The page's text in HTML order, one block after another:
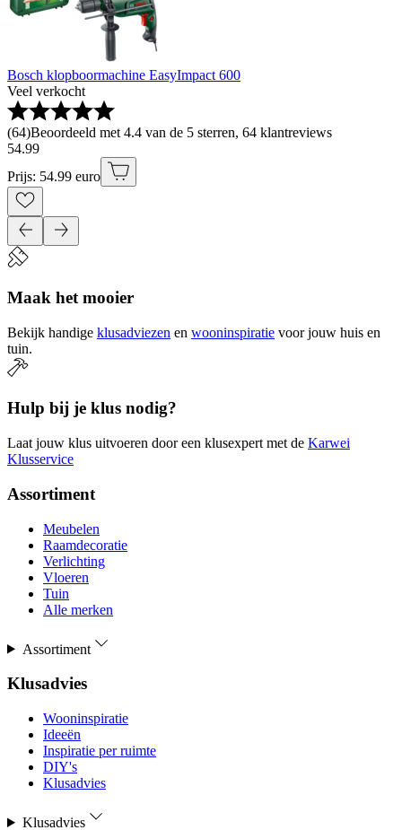
Bosch klopboormachine EasyImpact 600
Veel verkocht
(64)Beoordeeld met 4.4 van de 5 sterren, 64 klantreviews
54.99
Prijs: 54.99 euro
Maak het mooier
Bekijk handige klusadviezen en wooninspiratie voor jouw huis en
tuin.
Hulp bij je klus nodig?
Laat jouw klus uitvoeren door een klusexpert met de Karwei
Klusservice
Assortiment
Meubelen
Raamdecoratie
Verlichting
Vloeren
Tuin
Alle merken
Assortiment
Klusadvies
Wooninspiratie
Ideeën
Inspiratie per ruimte
DIY's
Klusadvies
Klusadvies